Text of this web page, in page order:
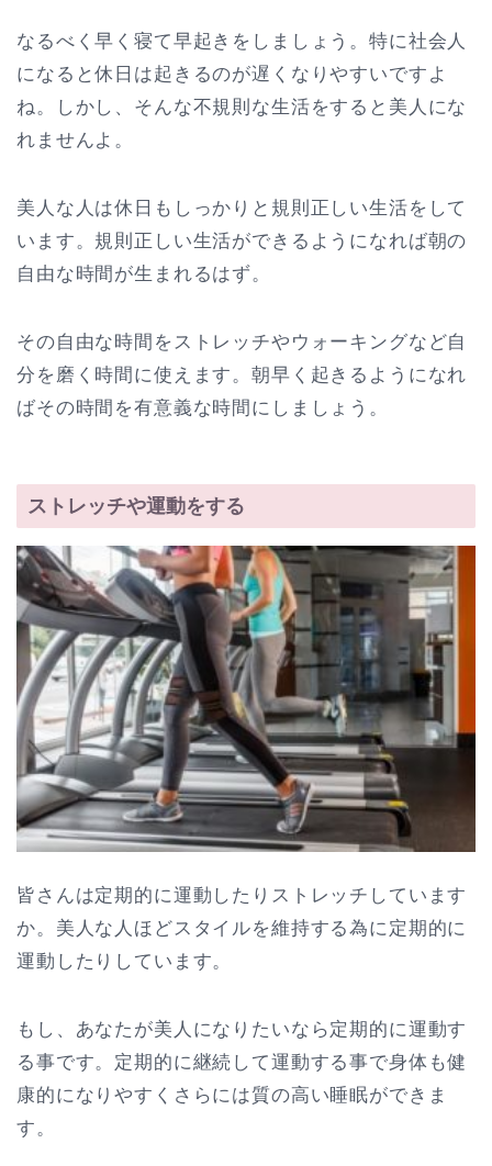
なるべく早く寝て早起きをしましょう。特に社会人
になると休日は起きるのが遅くなりやすいですよ
ね。しかし、そんな不規則な生活をすると美人にな
れませんよ。
美人な人は休日もしっかりと規則正しい生活をして
います。規則正しい生活ができるようになれば朝の
自由な時間が生まれるはず。
その自由な時間をストレッチやウォーキングなど自
分を磨く時間に使えます。朝早く起きるようになれ
ばその時間を有意義な時間にしましょう。
ストレッチや運動をする
皆さんは定期的に運動したりストレッチしています
か。美人な人ほどスタイルを維持する為に定期的に
運動したりしています。
もし、あなたが美人になりたいなら定期的に運動す
る事です。定期的に継続して運動する事で身体も健
康的になりやすくさらには質の高い睡眠ができま
す。